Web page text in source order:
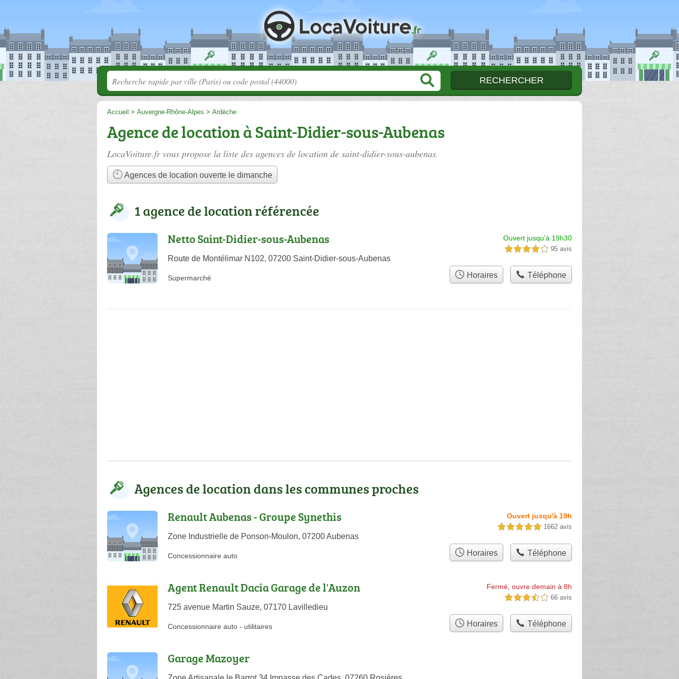
Accueil > Auvergne-Rhône-Alpes > Ardèche
Agence de location à Saint-Didier-sous-Aubenas
LocaVoiture.fr vous propose la liste des agences de location de saint-didier-sous-aubenas.
Agences de location ouverte le dimanche
1 agence de location référencée
Netto Saint-Didier-sous-Aubenas
Route de Montélimar N102, 07200 Saint-Didier-sous-Aubenas
Ouvert jusqu'à 19h30
4,0 étoiles sur 5 95 avis
Supermarché Horaires Téléphone
Agences de location dans les communes proches
Renault Aubenas - Groupe Synethis
Zone Industrielle de Ponson-Moulon, 07200 Aubenas
Ouvert jusqu'à 19h
5,0 étoiles sur 5 1662 avis
Concessionnaire auto Horaires Téléphone
Agent Renault Dacia Garage de l'Auzon
725 avenue Martin Sauze, 07170 Lavilledieu
Fermé, ouvre demain à 8h
3,5 étoiles sur 5 66 avis
Concessionnaire auto - utilitaires Horaires Téléphone
Garage Mazoyer